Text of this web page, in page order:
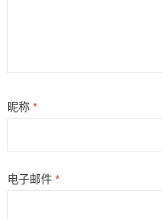
昵称 *
电子邮件 *